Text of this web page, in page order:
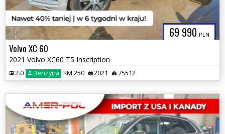
69 990 PLN
Volvo XC 60
2021 Volvo XC60 T5 Inscription
2.0 Benzyna KM 250 2021 75512